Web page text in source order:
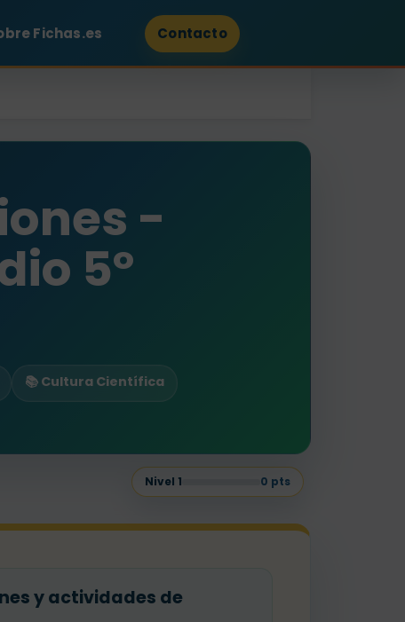
Fichas.es Contacto
-
5º
📚 Cultura Científica
Nivel 1 0 pts
y actividades de